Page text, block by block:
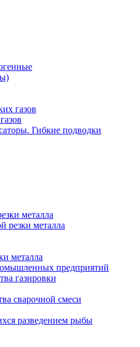
газов
Гибкие подводки
металла
резки металла
металла
предприятий
газировки
сварочной смеси
разведением рыбы